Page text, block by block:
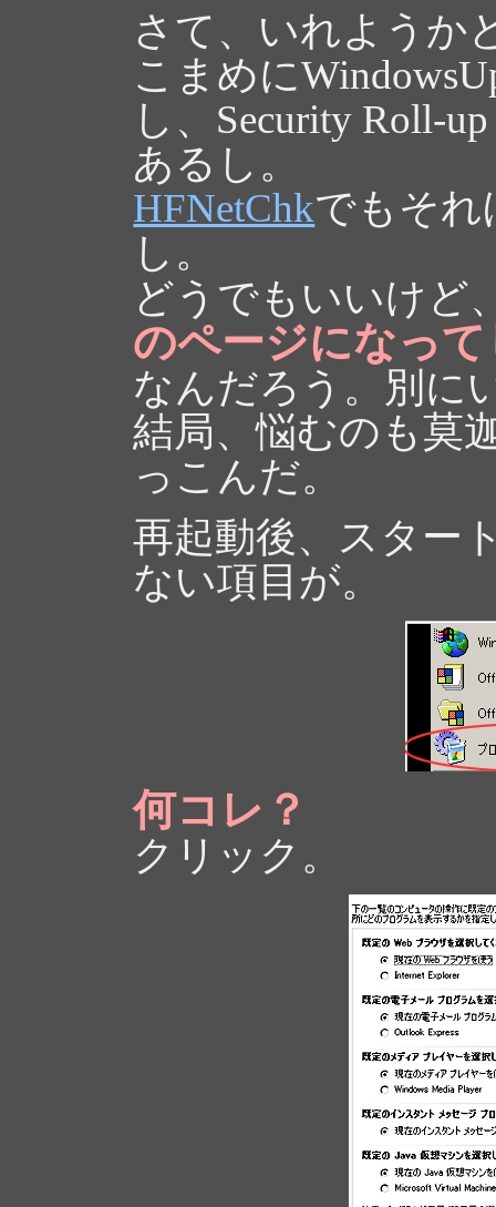
さて、いれようか
こまめに
し、Security Roll-
あるし。
HFNetChkでもそれ
し。
どうでもいいけど
のページになっ
なんだろう。別に
結局、悩むのも莫
っこんだ。
再起動後、スター
ない項目が。
何コレ？
クリック。